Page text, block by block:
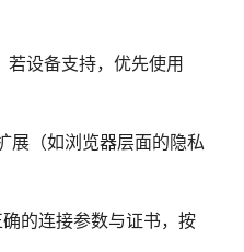
设备支持，优先使用
展（如浏览器层面的隐私
的连接参数与证书，按